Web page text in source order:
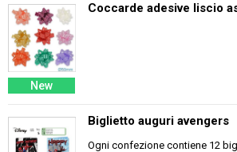
New
Coccarde adesive liscio
Biglietto auguri avengers
Ogni confezione contiene 12